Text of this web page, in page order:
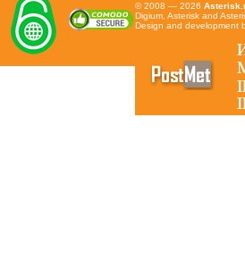
© 2008 — 2026
Digium, Asterisk and
Design and development